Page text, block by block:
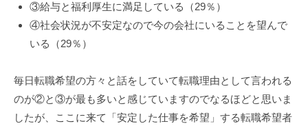
③給与と福利厚生に満足している（29％）
④社会状況が不安定なので今の会社にいることを望んで
いる（29％）
毎日転職希望の方々と話をしていて転職理由として言われる
のが②と③が最も多いと感じていますのでなるほどと思いま
したが、ここに来て「安定した仕事を希望」する転職希望者